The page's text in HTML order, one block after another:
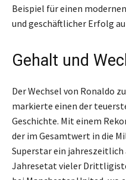
Beispiel für einen
und geschäftlicher Erfolg
Gehalt und
Der Wechsel von Ronaldo
markierte einen der
Geschichte. Mit einem
der im Gesamtwert in die
Superstar ein jahreszeitlich
Jahresetat vieler